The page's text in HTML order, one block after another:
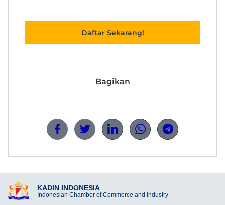
Daftar Sekarang!
Bagikan
KADIN INDONESIA
Indonesian Chamber of Commerce and Industry